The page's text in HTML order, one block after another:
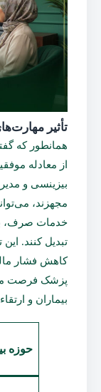
تأثیر
همانطور که
از معادله
بیزینسی و
مجهزند،
خدمات صرف،
تبدیل کنند.
کاهش فشار
پزشک فرصت
بیماران و
حوزه